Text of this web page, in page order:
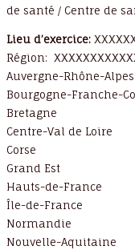
de santé / Centre de
Lieu d’exercice:
Région:
Auvergne-Rhône-Alpes
Bourgogne-Franche-
Bretagne
Centre-Val de Loire
Corse
Grand Est
Hauts-de-France
Île-de-France
Normandie
Nouvelle-Aquitaine